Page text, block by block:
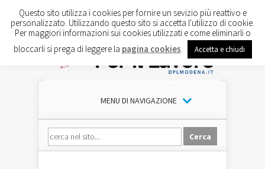
MENU DI NAVIGAZIONE
Questo sito utilizza i cookies per fornire un sevizio più reattivo e
personalizzato. Utilizzando questo sito si accetta l'utilizzo di cookie.
Per maggiori informazioni sui cookies utilizzati e come eliminarli o
bloccarli si prega di leggere la pagina cookies Accetta e chiudi